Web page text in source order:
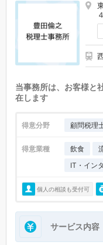
当事務所は、お客様と
在します
得意分野 顧問税理
得意業種 飲食
IT・イン
個人の相談も受付可
サービス内容